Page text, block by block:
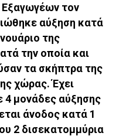
Εξαγωγέων τον
αύξηση κατά
της
την οποία και
τα σκήπτρα της
χώρας. Έχει
4 μονάδες αύξησης
άνοδος κατά 1
2 δισεκατομμύρια